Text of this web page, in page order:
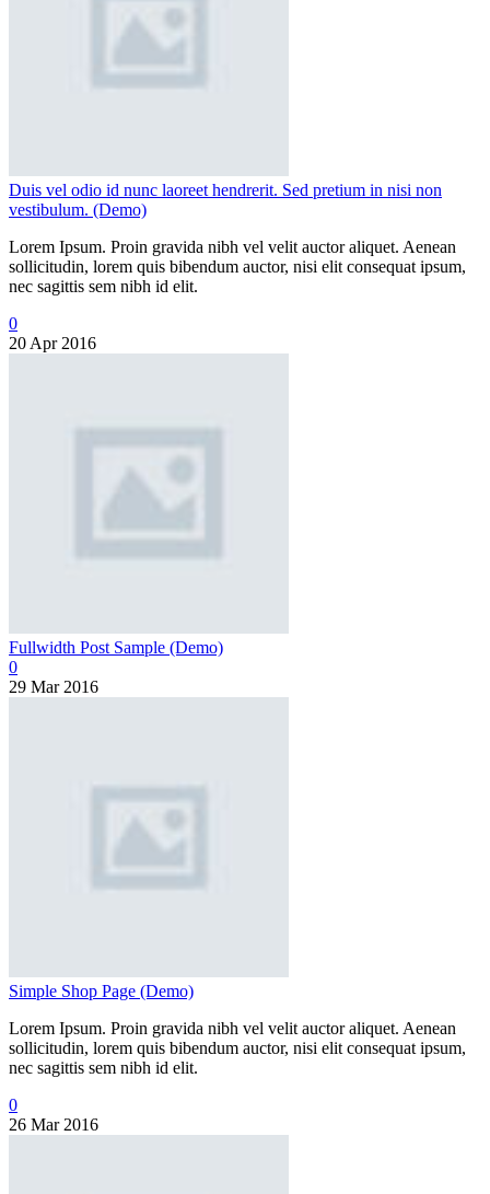
Duis vel odio id nunc laoreet hendrerit. Sed pretium in nisi non
vestibulum. (Demo)
Lorem Ipsum. Proin gravida nibh vel velit auctor aliquet. Aenean
sollicitudin, lorem quis bibendum auctor, nisi elit consequat ipsum,
nec sagittis sem nibh id elit.
0
20 Apr 2016
Fullwidth Post Sample (Demo)
0
29 Mar 2016
Simple Shop Page (Demo)
Lorem Ipsum. Proin gravida nibh vel velit auctor aliquet. Aenean
sollicitudin, lorem quis bibendum auctor, nisi elit consequat ipsum,
nec sagittis sem nibh id elit.
0
26 Mar 2016